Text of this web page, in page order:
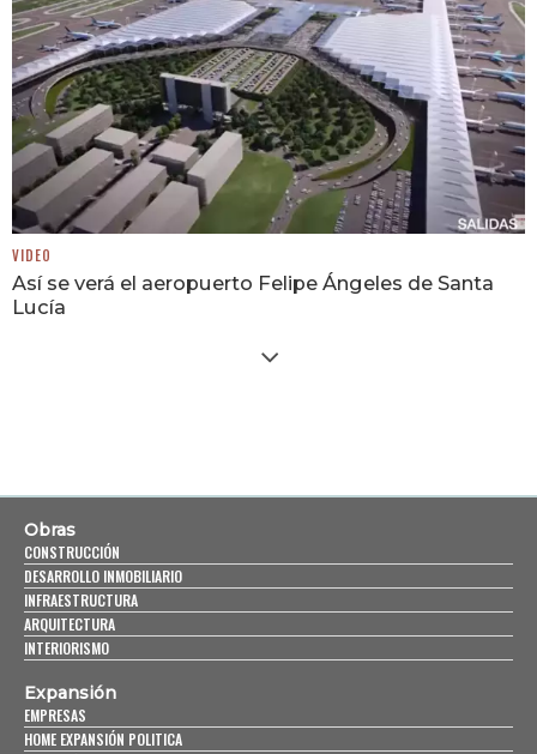
VIDEO
Así se verá el aeropuerto Felipe Ángeles de Santa
Lucía
Obras
CONSTRUCCIÓN
DESARROLLO INMOBILIARIO
INFRAESTRUCTURA
ARQUITECTURA
INTERIORISMO
Expansión
EMPRESAS
HOME EXPANSIÓN POLITICA